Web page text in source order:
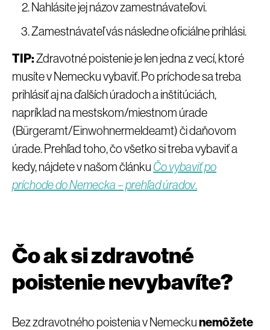
Nahlásite jej názov zamestnávateľovi.
Zamestnávateľ vás následne oficiálne prihlási.
TIP:Zdravotné poistenie je len jedna z vecí, ktoré
musíte v Nemecku vybaviť. Po príchode sa treba
prihlásiť aj na ďalších úradoch a inštitúciách,
napríklad na mestskom/miestnom úrade
(Bürgeramt/Einwohnermeldeamt) či daňovom
úrade. Prehľad toho, čo všetko si treba vybaviť a
kedy, nájdete v našom článku Čo vybaviť po
príchode do Nemecka – prehľad úradov.
Čo ak si zdravotné
poistenie nevybavíte?
Bez zdravotného poistenia v Nemeckunemôžete